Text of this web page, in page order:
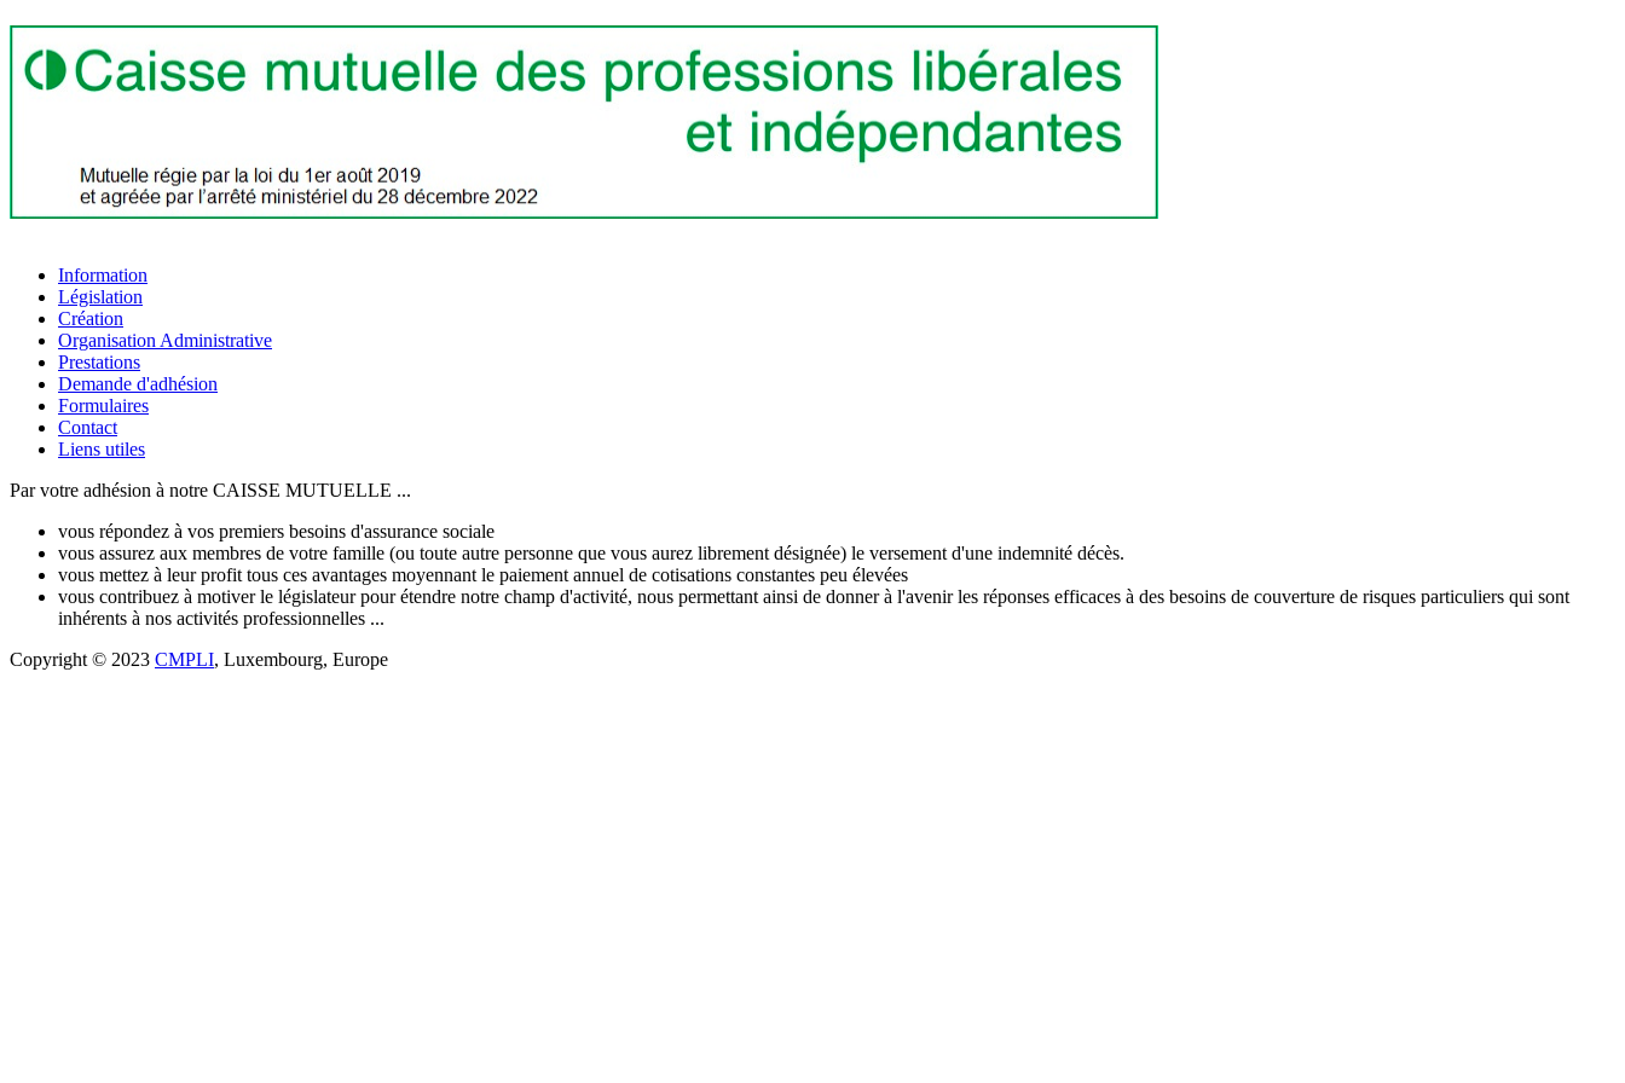
Information
Législation
Création
Organisation Administrative
Prestations
Demande d'adhésion
Formulaires
Contact
Liens utiles
Par votre adhésion à notre CAISSE MUTUELLE ...
vous répondez à vos premiers besoins d'assurance sociale
vous assurez aux membres de votre famille (ou toute autre personne que vous aurez librement désignée) le versement d'une indemnité décès.
vous mettez à leur profit tous ces avantages moyennant le paiement annuel de cotisations constantes peu élevées
vous contribuez à motiver le législateur pour étendre notre champ d'activité, nous permettant ainsi de donner à l'avenir les réponses efficaces à des besoins de couverture de risques particuliers qui sont
inhérents à nos activités professionnelles ...
Copyright © 2023 CMPLI, Luxembourg, Europe